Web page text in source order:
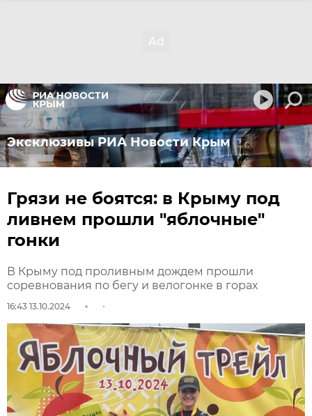
Эксклюзивы РИА Новости Крым
Грязи не боятся: в Крыму под
ливнем прошли "яблочные"
гонки
В Крыму под проливным дождем прошли
соревнования по бегу и велогонке в горах
16:43 13.10.2024